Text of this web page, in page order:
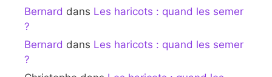
Bernard dans Les haricots : quand les semer
?
Bernard dans Les haricots : quand les semer
?